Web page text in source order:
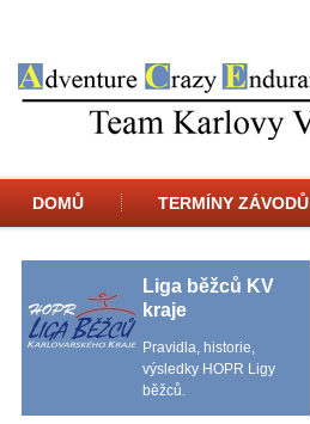
DOMŮ TERMÍNY ZÁVODŮ
Liga běžců KV
kraje
Pravidla, historie,
výsledky HOPR Ligy
běžců.